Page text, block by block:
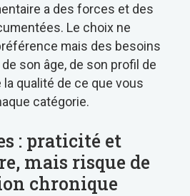
a des forces et des
Le choix ne
mais des besoins
son âge, de son profil de
qualité de ce que vous
catégorie.
: praticité et
mais risque de
chronique